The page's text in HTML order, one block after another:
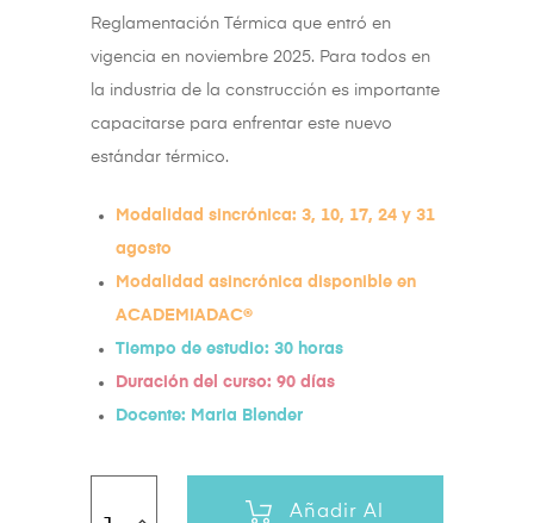
Reglamentación Térmica que entró en
vigencia en noviembre 2025. Para todos en
la industria de la construcción es importante
capacitarse para enfrentar este nuevo
estándar térmico.
Modalidad sincrónica: 3, 10, 17, 24 y 31
agosto
Modalidad asincrónica disponible en
ACADEMIADAC®
Tiempo de estudio: 30 horas
Duración del curso: 90 días
Docente: Maria Blender
Añadir Al